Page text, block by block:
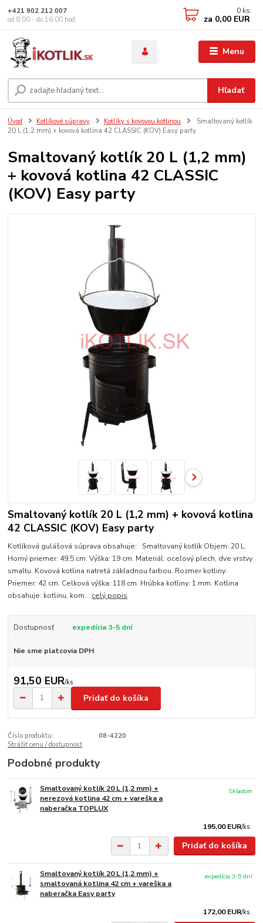
Menu
Hľadať
+421 902 212 007
od 8:00 - do 16:00 hod
0 ks
za 0,00 EUR
Úvod Kotlíkové súpravy Kotlíky s kovovou kotlinou
Smaltovaný kotlík
20 L (1,2 mm) + kovová kotlina 42 CLASSIC (KOV) Easy party
Smaltovaný kotlík 20 L (1,2 mm)
+ kovová kotlina 42 CLASSIC
(KOV) Easy party
Smaltovaný kotlík 20 L (1,2 mm) + kovová kotlina
42 CLASSIC (KOV) Easy party
Kotlíková gulášová súprava obsahuje: Smaltovaný kotlík Objem: 20 L.
Horný priemer: 49,5 cm. Výška: 19 cm. Materiál: oceľový plech, dve vrstvy
smaltu. Kovová kotlina natretá základnou farbou. Rozmer kotliny:
Priemer: 42 cm. Celková výška: 118 cm. Hrúbka kotliny: 1 mm. Kotlina
obsahuje: kotlinu, kom... celý popis
Dostupnosť expedícia 3-5 dní
Nie sme platcovia DPH
91,50 EUR/ks
Pridať do košíka
Číslo produktu:
08-4220
Strážiť cenu / dostupnosť
Podobné produkty
Smaltovaný kotlík 20 L (1,2 mm) +
nerezová kotlina 42 cm + vareška a
naberačka TOPLUX
195,00 EUR/ks
Skladom
Pridať do košíka
Smaltovaný kotlík 20 L (1,2 mm) +
smaltovaná kotlina 42 cm + vareška a
naberačka Easy party
172,00 EUR/ks
expedícia 3-5 dní